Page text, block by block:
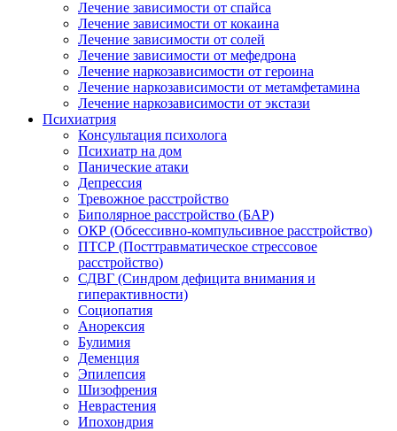
Лечение зависимости от спайса
Лечение зависимости от кокаина
Лечение зависимости от солей
Лечение зависимости от мефедрона
Лечение наркозависимости от героина
Лечение наркозависимости от метамфетамина
Лечение наркозависимости от экстази
Психиатрия
Консультация психолога
Психиатр на дом
Панические атаки
Депрессия
Тревожное расстройство
Биполярное расстройство (БАР)
ОКР (Обсессивно-компульсивное расстройство)
ПТСР (Посттравматическое стрессовое
расстройство)
СДВГ (Синдром дефицита внимания и
гиперактивности)
Социопатия
Анорексия
Булимия
Деменция
Эпилепсия
Шизофрения
Неврастения
Ипохондрия